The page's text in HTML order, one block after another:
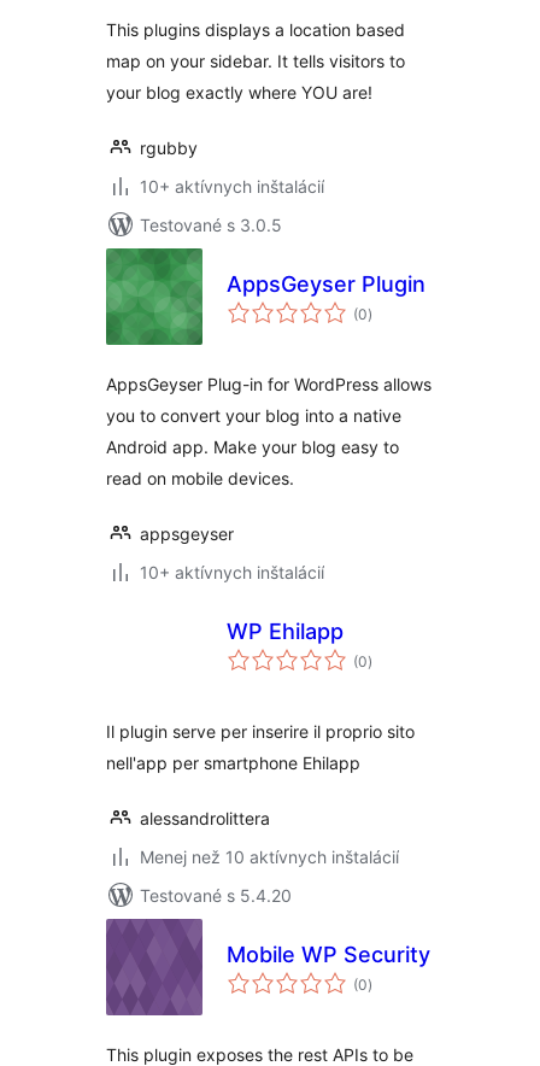
This plugins displays a location based
map on your sidebar. It tells visitors to
your blog exactly where YOU are!
rgubby
10+ aktívnych inštalácií
Testované s 3.0.5
AppsGeyser Plugin
(0celkové
hodnotenie
)
AppsGeyser Plug-in for WordPress allows
you to convert your blog into a native
Android app. Make your blog easy to
read on mobile devices.
appsgeyser
10+ aktívnych inštalácií
WP Ehilapp
(0celkové
hodnotenie
)
Il plugin serve per inserire il proprio sito
nell'app per smartphone Ehilapp
alessandrolittera
Menej než 10 aktívnych inštalácií
Testované s 5.4.20
Mobile WP Security
(0celkové
hodnotenie
)
This plugin exposes the rest APIs to be